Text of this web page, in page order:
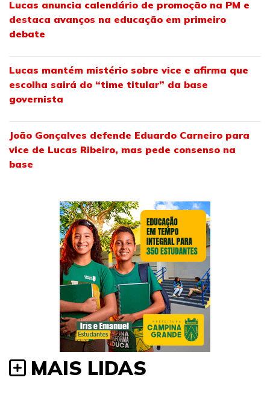
Lucas anuncia calendário de promoção na PM e
destaca avanços na educação em primeiro
debate
Lucas mantém mistério sobre vice e afirma que
escolha sairá do “time titular” da base
governista
João Gonçalves defende Eduardo Carneiro para
vice de Lucas Ribeiro, mas pede consenso na
base
MAIS LIDAS